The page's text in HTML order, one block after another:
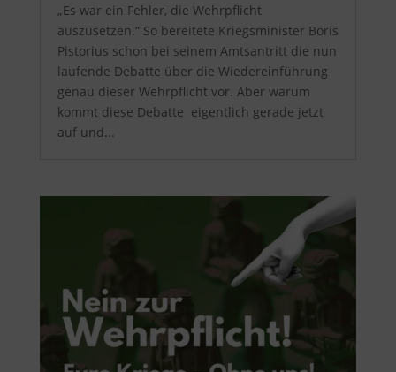
„Es war ein Fehler, die Wehrpflicht
auszusetzen.“ So bereitete Kriegsminister Boris
Pistorius schon bei seinem Amtsantritt die nun
laufende Debatte über die Wiedereinführung
genau dieser Wehrpflicht vor. Aber warum
kommt diese Debatte eigentlich gerade jetzt
auf und...